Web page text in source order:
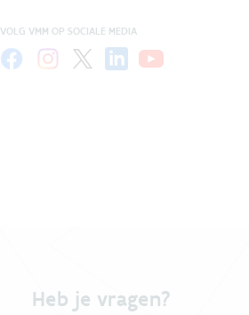
VOLG VMM OP SOCIALE MEDIA
Heb je vragen?